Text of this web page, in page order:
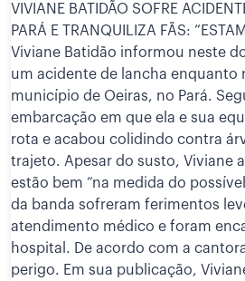
VIVIANE BATIDÃO SOFRE
PARÁ E TRANQUILIZA FÃS:
Viviane Batidão informou neste
um acidente de lancha enquanto
município de Oeiras, no Pará.
embarcação em que ela e sua
rota e acabou colidindo contra
trajeto. Apesar do susto, Viviane
estão bem “na medida do
da banda sofreram ferimentos
atendimento médico e foram
hospital. De acordo com a
perigo. Em sua publicação,